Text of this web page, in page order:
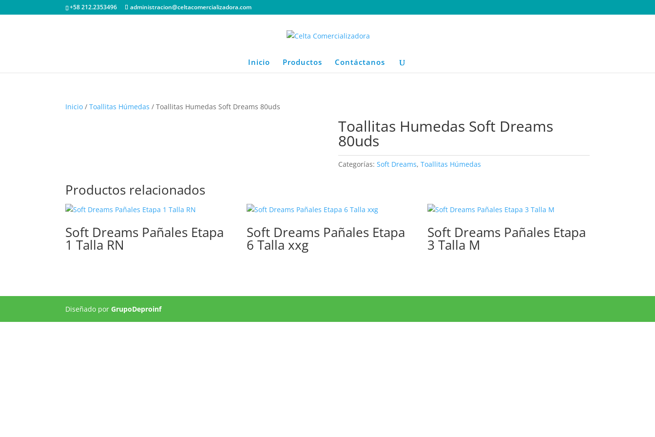
+58 212.2353496 administracion@celtacomercializadora.com
Inicio Productos Contáctanos
Inicio /Toallitas Húmedas / Toallitas Humedas Soft Dreams 80uds
Toallitas Humedas Soft Dreams
80uds
Categorías: Soft Dreams, Toallitas Húmedas
Productos relacionados
Soft Dreams Pañales Etapa
1 Talla RN
Soft Dreams Pañales Etapa
6 Talla xxg
Soft Dreams Pañales Etapa
3 Talla M
Diseñado porGrupoDeproinf